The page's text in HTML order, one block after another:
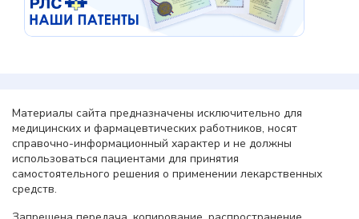
Материалы сайта предназначены исключительно для
медицинских и фармацевтических работников, носят
справочно-информационный характер и не должны
использоваться пациентами для принятия
самостоятельного решения о применении лекарственных
средств.